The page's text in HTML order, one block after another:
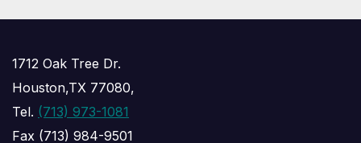
1712 Oak Tree Dr.
Houston,TX 77080,
Tel. (713) 973-1081
Fax (713) 984-9501